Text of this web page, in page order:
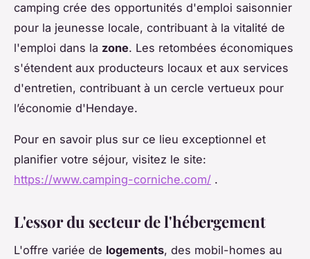
camping crée des opportunités d'emploi saisonnier
pour la jeunesse locale, contribuant à la vitalité de
l'emploi dans la zone. Les retombées économiques
s'étendent aux producteurs locaux et aux services
d'entretien, contribuant à un cercle vertueux pour
l’économie d'Hendaye.
Pour en savoir plus sur ce lieu exceptionnel et
planifier votre séjour, visitez le site:
https://www.camping-corniche.com/ .
L'essor du secteur de l'hébergement
L'offre variée de logements, des mobil-homes au